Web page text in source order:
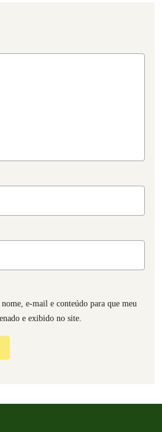
e-mail e conteúdo para que meu
e exibido no site.